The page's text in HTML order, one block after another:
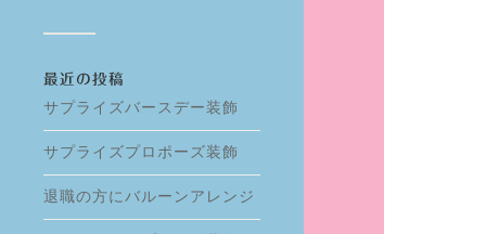
最近の投稿
サプライズバースデー装飾
サプライズプロポーズ装飾
退職の方にバルーンアレンジ